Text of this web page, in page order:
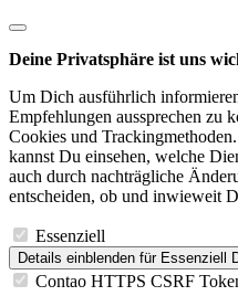
Deine Privatsphäre ist uns
Um Dich ausführlich
Empfehlungen aussprechen zu
Cookies und
kannst Du einsehen, welche
auch durch nachträgliche
entscheiden, ob und inwieweit
Essenziell
Details einblenden für Essenziell
Contao HTTPS CSRF